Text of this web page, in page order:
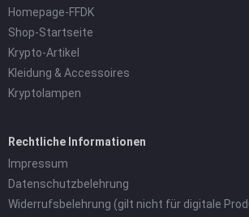
Homepage-FFDK
Shop-Startseite
Krypto-Artikel
Kleidung & Accessoires
Kryptolampen
Rechtliche Informationen
Impressum
Datenschutzbelehrung
Widerrufsbelehrung (gilt nicht für digitale